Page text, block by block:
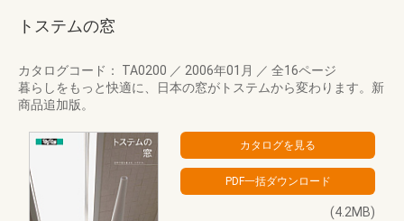
トステムの窓
カタログコード： TA0200 ／ 2006年01月 ／ 全16ページ
暮らしをもっと快適に、日本の窓がトステムから変わります。新
商品追加版。
(4.2MB)